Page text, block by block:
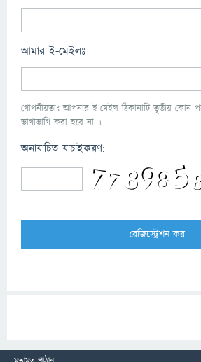
আমার ই-মেইলঃ
গোপনীয়তাঃ আপনার ই-মেইল ঠিকানাটি তৃতীয় কোন
ভাগাভাগি করা হবে না ।
অনাযাচিত যাচাইকরণ: